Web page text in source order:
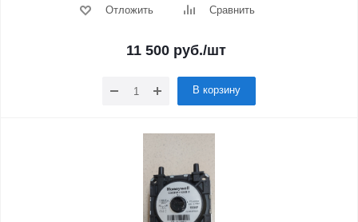
Отложить Сравнить
11 500 руб./шт
В корзину